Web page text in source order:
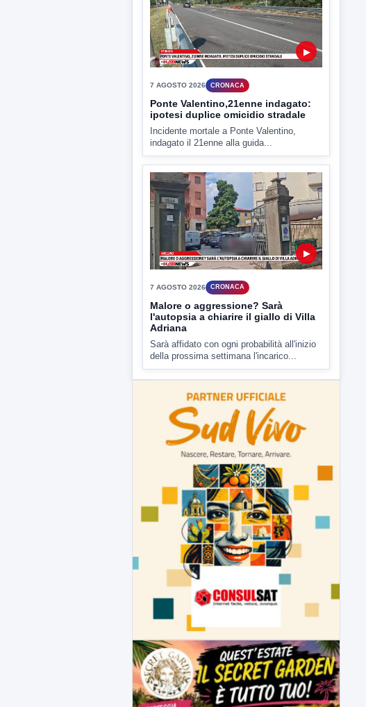
Il Benevento è pronto al debutto di Coppa
Italia. Scelte...
7 AGOSTO 2026 ATTUALITÀ
Miasmi e Calore, l'ASL parla
attraverso il Comune
Nessuna nuova moria di pesci e nessuna
criticità igienico-sanitaria nel...
ipotesi duplice omicidio stradale
Incidente mortale a Ponte Valentino,
indagato il 21enne alla guida...
7 AGOSTO 2026 CRONACA
Malore o aggressione? Sarà
l'autopsia a chiarire il giallo di Villa
Sarà affidato con ogni probabilità all'inizio
della prossima settimana l'incarico...